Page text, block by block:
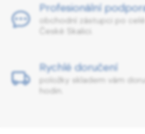
Profesionální
obchodní zástupci po
České Skalici.
Rychlé doručení
položky skladem vám
hodin.